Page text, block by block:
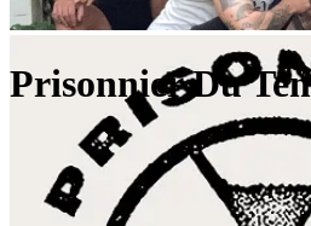
Prisonnier Du